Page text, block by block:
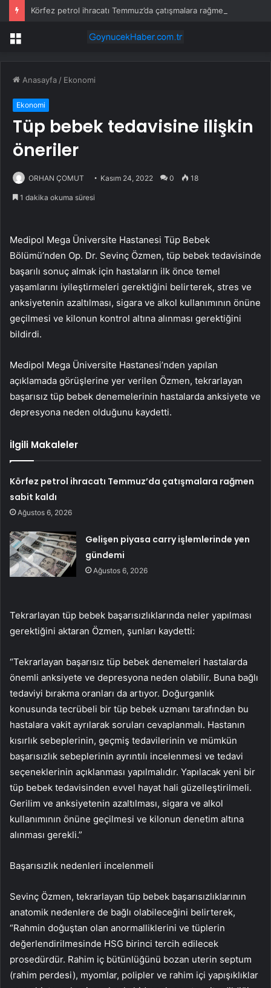
Menü
Anasayfa / Ekonomi
Ekonomi
Tüp bebek tedavisine ilişkin
öneriler
ORHAN ÇOMUT Kasım 24, 2022 0 18
1 dakika okuma süresi
Medipol Mega Üniversite Hastanesi Tüp Bebek
Bölümü’nden Op. Dr. Sevinç Özmen, tüp bebek tedavisinde
başarılı sonuç almak için hastaların ilk önce temel
yaşamlarını iyileştirmeleri gerektiğini belirterek, stres ve
anksiyetenin azaltılması, sigara ve alkol kullanımının önüne
geçilmesi ve kilonun kontrol altına alınması gerektiğini
bildirdi.
Medipol Mega Üniversite Hastanesi’nden yapılan
açıklamada görüşlerine yer verilen Özmen, tekrarlayan
başarısız tüp bebek denemelerinin hastalarda anksiyete ve
depresyona neden olduğunu kaydetti.
İlgili Makaleler
Körfez petrol ihracatı Temmuz’da çatışmalara rağmen
sabit kaldı
Ağustos 6, 2026
Gelişen piyasa carry işlemlerinde yen
gündemi
Ağustos 6, 2026
Tekrarlayan tüp bebek başarısızlıklarında neler yapılması
gerektiğini aktaran Özmen, şunları kaydetti:
“Tekrarlayan başarısız tüp bebek denemeleri hastalarda
önemli anksiyete ve depresyona neden olabilir. Buna bağlı
tedaviyi bırakma oranları da artıyor. Doğurganlık
konusunda tecrübeli bir tüp bebek uzmanı tarafından bu
hastalara vakit ayrılarak soruları cevaplanmalı. Hastanın
kısırlık sebeplerinin, geçmiş tedavilerinin ve mümkün
başarısızlık sebeplerinin ayrıntılı incelenmesi ve tedavi
seçeneklerinin açıklanması yapılmalıdır. Yapılacak yeni bir
tüp bebek tedavisinden evvel hayat hali güzelleştirilmeli.
Gerilim ve anksiyetenin azaltılması, sigara ve alkol
kullanımının önüne geçilmesi ve kilonun denetim altına
alınması gerekli.”
Başarısızlık nedenleri incelenmeli
Sevinç Özmen, tekrarlayan tüp bebek başarısızlıklarının
anatomik nedenlere de bağlı olabileceğini belirterek,
“Rahmin doğuştan olan anormalliklerini ve tüplerin
değerlendirilmesinde HSG birinci tercih edilecek
prosedürdür. Rahim iç bütünlüğünü bozan uterin septum
(rahim perdesi), myomlar, polipler ve rahim içi yapışıklıklar